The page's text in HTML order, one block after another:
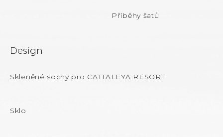
Příběhy šatů
Design
Skleněné sochy pro CATTALEYA RESORT
Sklo